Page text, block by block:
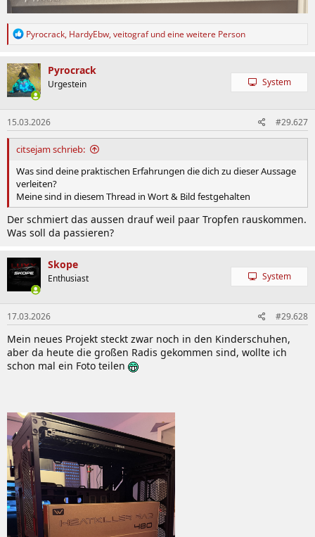
R
k
t
i
o
n
e
n
:
Pyrocrack, HardyEbw, veitografund eine weitere Person
Pyrocrack
Urgestein System
15.03.2026 #29.627
citsejam schrieb:
Was sind deine praktischen Erfahrungen die dich zu dieser Aussage
verleiten?
Meine sind in diesem Thread in Wort & Bild festgehalten
Der schmiert das aussen drauf weil paar Tropfen rauskommen.
Was soll da passieren?
Skope
Enthusiast System
17.03.2026 #29.628
Mein neues Projekt steckt zwar noch in den Kinderschuhen,
aber da heute die großen Radis gekommen sind, wollte ich
schon mal ein Foto teilen